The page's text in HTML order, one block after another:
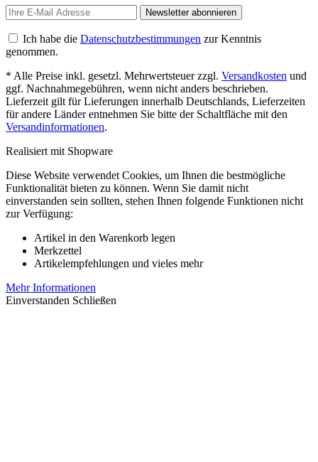
Newsletter abonnieren
Ich habe die Datenschutzbestimmungen zur Kenntnis
genommen.
* Alle Preise inkl. gesetzl. Mehrwertsteuer zzgl. Versandkosten und
ggf. Nachnahmegebühren, wenn nicht anders beschrieben.
Lieferzeit gilt für Lieferungen innerhalb Deutschlands, Lieferzeiten
für andere Länder entnehmen Sie bitte der Schaltfläche mit den
Versandinformationen.
Realisiert mit Shopware
Diese Website verwendet Cookies, um Ihnen die bestmögliche
Funktionalität bieten zu können. Wenn Sie damit nicht
einverstanden sein sollten, stehen Ihnen folgende Funktionen nicht
zur Verfügung:
Artikel in den Warenkorb legen
Merkzettel
Artikelempfehlungen und vieles mehr
Mehr Informationen
Einverstanden Schließen